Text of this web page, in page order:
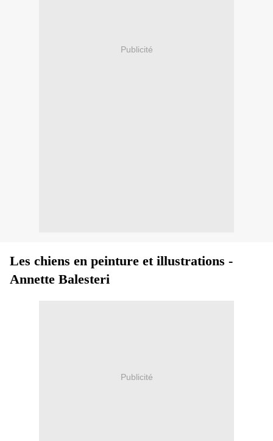
Publicité
Les chiens en peinture et illustrations -
Annette Balesteri
Publicité